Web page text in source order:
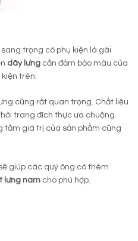
trọng có phụ kiện là gài
dây lưng cần đảm bảo màu của
trên.
cũng rất quan trọng. Chất liệu
trang đích thực ưa chuộng.
tầm giá trị của sản phẩm cũng
giúp các quý ông có thêm
lưng nam cho phù hợp.